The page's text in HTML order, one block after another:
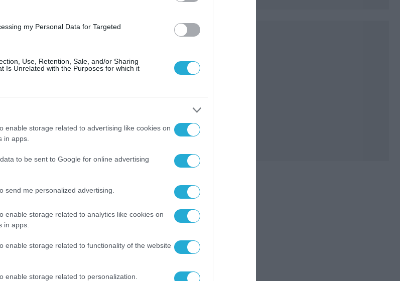
my Personal Data for Targeted
Use, Retention, Sale, and/or Sharing
Is Unrelated with the Purposes for which it
enable storage related to advertising like cookies on
in apps.
to be sent to Google for online advertising
send me personalized advertising.
enable storage related to analytics like cookies on
in apps.
enable storage related to functionality of the website
enable storage related to personalization.
συνολική δυναμικότητα
τόνων αργού
που καθιστά το συγκρότημα μία
ρωσικής πετρελαϊκής